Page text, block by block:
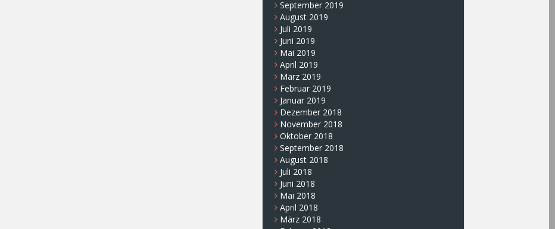
September 2019
August 2019
Juli 2019
Juni 2019
Mai 2019
April 2019
März 2019
Februar 2019
Januar 2019
Dezember 2018
November 2018
Oktober 2018
September 2018
August 2018
Juli 2018
Juni 2018
Mai 2018
April 2018
März 2018